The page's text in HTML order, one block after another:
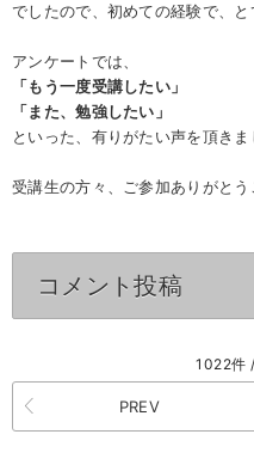
でしたので、初めての経験で、と
アンケートでは、
「もう一度受講したい」
「また、勉強したい」
といった、有りがたい声を頂きま
受講生の方々、ご参加ありがとう
コメント投稿
1022件
PREV